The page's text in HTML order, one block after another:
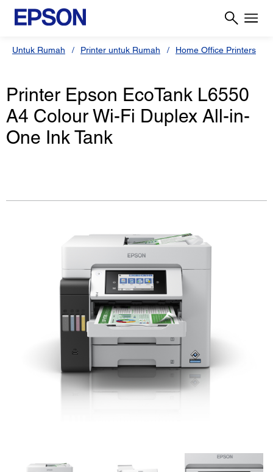
Untuk Rumah Printer untuk Rumah Home Office Printers
Printer Epson EcoTank L6550
A4 Colour Wi-Fi Duplex All-in-
One Ink Tank